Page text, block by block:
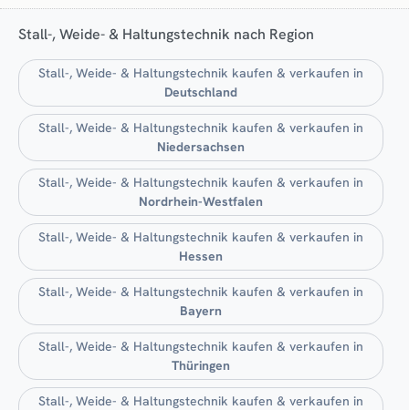
Stall-, Weide- & Haltungstechnik nach Region
Stall-, Weide- & Haltungstechnik kaufen & verkaufen in
Deutschland
Stall-, Weide- & Haltungstechnik kaufen & verkaufen in
Niedersachsen
Stall-, Weide- & Haltungstechnik kaufen & verkaufen in
Nordrhein-Westfalen
Stall-, Weide- & Haltungstechnik kaufen & verkaufen in
Hessen
Stall-, Weide- & Haltungstechnik kaufen & verkaufen in
Bayern
Stall-, Weide- & Haltungstechnik kaufen & verkaufen in
Thüringen
Stall-, Weide- & Haltungstechnik kaufen & verkaufen in